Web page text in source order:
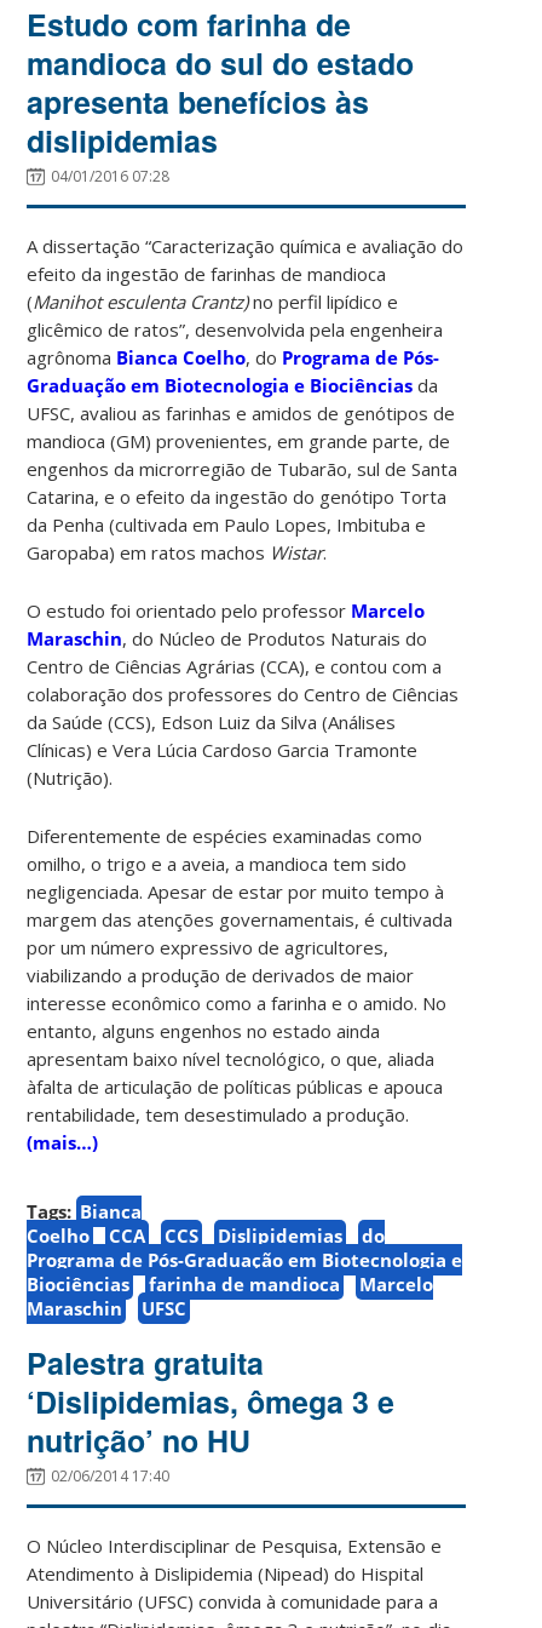
Estudo com farinha de
mandioca do sul do estado
apresenta benefícios às
dislipidemias
04/01/2016 07:28
A dissertação “Caracterização química e avaliação do
efeito da ingestão de farinhas de mandioca
(Manihot esculenta Crantz)no perfil lipídico e
glicêmico de ratos”, desenvolvida pela engenheira
agrônoma Bianca Coelho, do Programa de Pós-
Graduação em Biotecnologia e Biociências da
UFSC, avaliou as farinhas e amidos de genótipos de
mandioca (GM) provenientes, em grande parte, de
engenhos da microrregião de Tubarão, sul de Santa
Catarina, e o efeito da ingestão do genótipo Torta
da Penha (cultivada em Paulo Lopes, Imbituba e
Garopaba) em ratos machos Wistar.
O estudo foi orientado pelo professor Marcelo
Maraschin, do Núcleo de Produtos Naturais do
Centro de Ciências Agrárias (CCA), e contou com a
colaboração dos professores do Centro de Ciências
da Saúde (CCS), Edson Luiz da Silva (Análises
Clínicas) e Vera Lúcia Cardoso Garcia Tramonte
(Nutrição).
Diferentemente de espécies examinadas como
omilho, o trigo e a aveia, a mandioca tem sido
negligenciada. Apesar de estar por muito tempo à
margem das atenções governamentais, é cultivada
por um número expressivo de agricultores,
viabilizando a produção de derivados de maior
interesse econômico como a farinha e o amido. No
entanto, alguns engenhos no estado ainda
apresentam baixo nível tecnológico, o que, aliada
àfalta de articulação de políticas públicas e apouca
rentabilidade, tem desestimulado a produção.
(mais…)
Tags: Bianca
Coelho
CCA CCS Dislipidemias
do
Programa de Pós-Graduação em Biotecnologia e
Biociências
farinha de mandioca
Marcelo
Maraschin
UFSC
Palestra gratuita
‘Dislipidemias, ômega 3 e
nutrição’ no HU
02/06/2014 17:40
O Núcleo Interdisciplinar de Pesquisa, Extensão e
Atendimento à Dislipidemia (Nipead) do Hispital
Universitário (UFSC) convida à comunidade para a